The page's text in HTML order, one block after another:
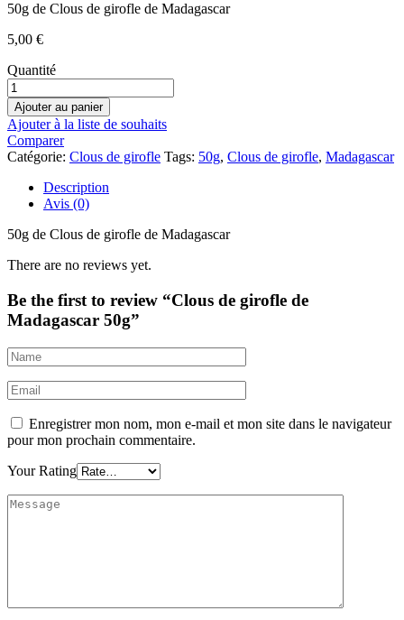
50g de Clous de girofle de Madagascar
5,00 €
Quantité
Ajouter au panier
Ajouter à la liste de souhaits
Comparer
Catégorie: Clous de girofle Tags: 50g, Clous de girofle, Madagascar
Description
Avis (0)
50g de Clous de girofle de Madagascar
There are no reviews yet.
Be the first to review “Clous de girofle de
Madagascar 50g”
Enregistrer mon nom, mon e-mail et mon site dans le navigateur
pour mon prochain commentaire.
Your Rating